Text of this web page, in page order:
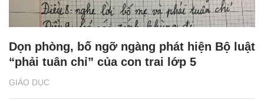
GIÁO DỤC
Dọn phòng, bố ngỡ ngàng phát hiện Bộ luật
“phải tuân chỉ” của con trai lớp 5